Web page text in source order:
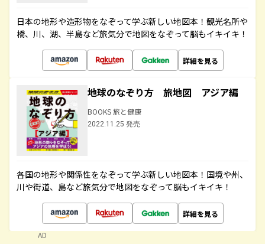
日本の地形や造形物をなぞって学ぶ新しい地図本！観光名所や
橋、川、湖、半島など旅気分で地図をなぞって脳もイキイキ！
詳細を見る
地球のなぞり方 旅地図 アジア編
BOOKS 旅と健康
2022.11.25 発売
各国の地形や関係性をなぞって学ぶ新しい地図本！国境や州、
川や街道、島など旅気分で地図をなぞって脳もイキイキ！
詳細を見る
AD